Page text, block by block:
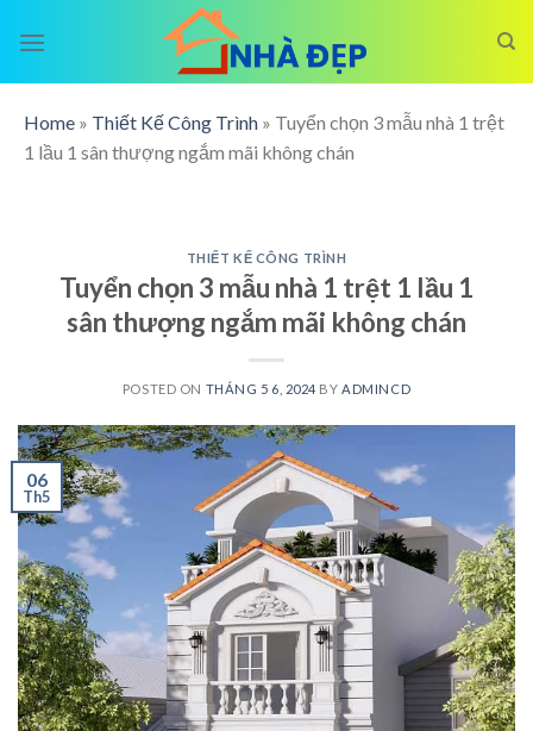
Home » Thiết Kế Công Trình » Tuyển chọn 3 mẫu nhà 1 trệt
1 lầu 1 sân thượng ngắm mãi không chán
THIẾT KẾ CÔNG TRÌNH
Tuyển chọn 3 mẫu nhà 1 trệt 1 lầu 1
sân thượng ngắm mãi không chán
POSTED ON THÁNG 5 6, 2024 BYADMINCD
06
Th5